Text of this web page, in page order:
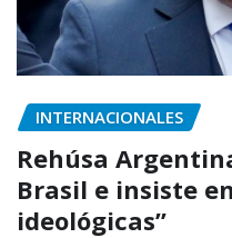
INTERNACIONALES
Rehúsa
Brasil e insiste
ideológicas”